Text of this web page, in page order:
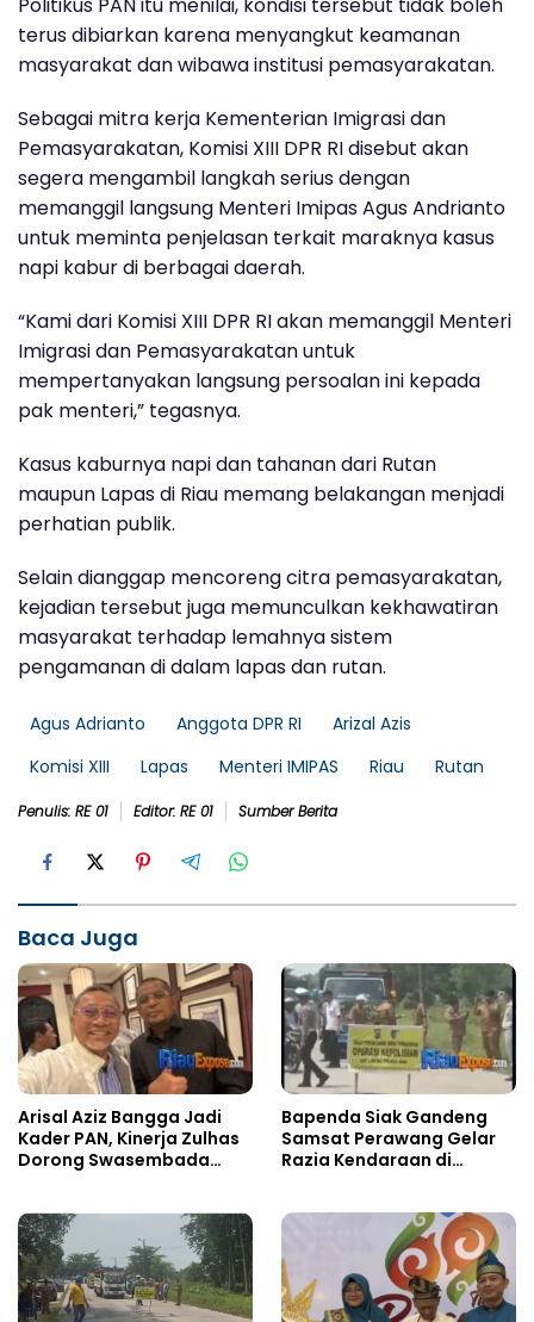
terus dibiarkan karena menyangkut keamanan
masyarakat dan wibawa institusi pemasyarakatan.
Sebagai mitra kerja Kementerian Imigrasi dan
Pemasyarakatan, Komisi XIII DPR RI disebut akan
segera mengambil langkah serius dengan
memanggil langsung Menteri Imipas Agus Andrianto
untuk meminta penjelasan terkait maraknya kasus
napi kabur di berbagai daerah.
“Kami dari Komisi XIII DPR RI akan memanggil Menteri
Imigrasi dan Pemasyarakatan untuk
mempertanyakan langsung persoalan ini kepada
pak menteri,” tegasnya.
Kasus kaburnya napi dan tahanan dari Rutan
maupun Lapas di Riau memang belakangan menjadi
perhatian publik.
Selain dianggap mencoreng citra pemasyarakatan,
kejadian tersebut juga memunculkan kekhawatiran
masyarakat terhadap lemahnya sistem
pengamanan di dalam lapas dan rutan.
Agus Adrianto Anggota DPR RI
Arizal Azis
Komisi XIII
Lapas Menteri IMIPAS Riau Rutan
Penulis: RE 01 Editor: RE 01 Sumber Berita
Baca Juga
Arisal Aziz Bangga Jadi
Kader PAN, Kinerja Zulhas
Dorong Swasembada
Bapenda Siak Gandeng
Samsat Perawang Gelar
Razia Kendaraan di